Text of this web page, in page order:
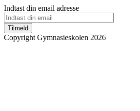
Indtast din email adresse
Tilmeld
Copyright Gymnasieskolen 2026